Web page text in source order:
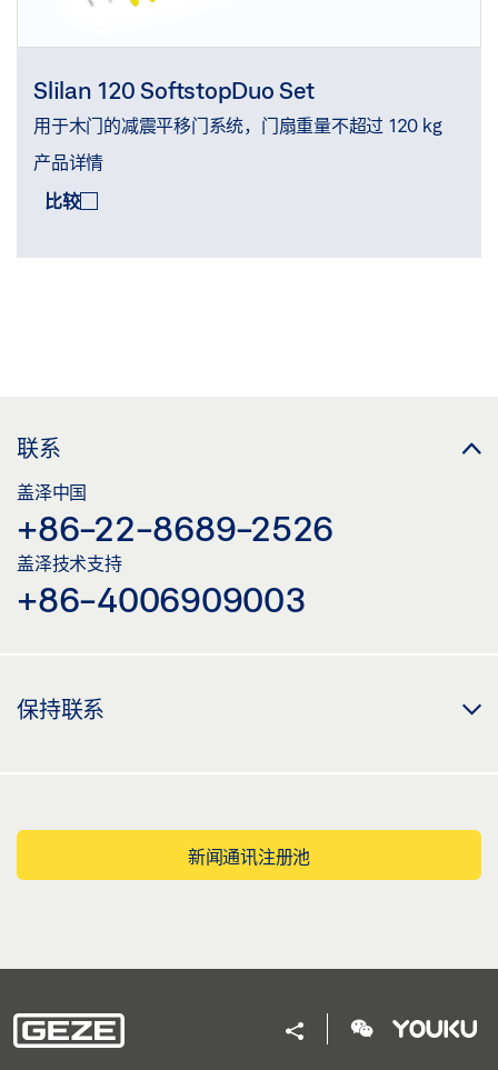
Slilan 120 SoftstopDuo Set
用于木门的减震平移门系统，门扇重量不超过 120 kg
产品详情
比较
联系
盖泽中国
+86-22-8689-2526
盖泽技术支持
+86-4006909003
保持联系
新闻通讯注册池